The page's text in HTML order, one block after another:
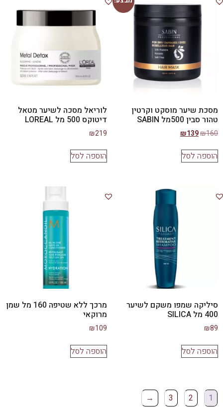
מסכת שיער מוסקט וקרטין
טהור סבין 500מל SABIN
₪160
₪139
הוספה לסל
לוריאל מסכה לשיער מטאל
דיטוקס 500 מל LOREAL
₪219
הוספה לסל
סיליקה שמפו משקם לשיער
400 מל SILICA
₪89
הוספה לסל
מרכך ללא שטיפה 160 מל שמן
מרוקאי
₪109
הוספה לסל
1
2
3
←